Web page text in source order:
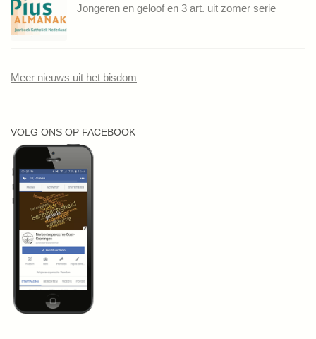
Jongeren en geloof en 3 art. uit zomer serie
Meer nieuws uit het bisdom
VOLG ONS OP FACEBOOK